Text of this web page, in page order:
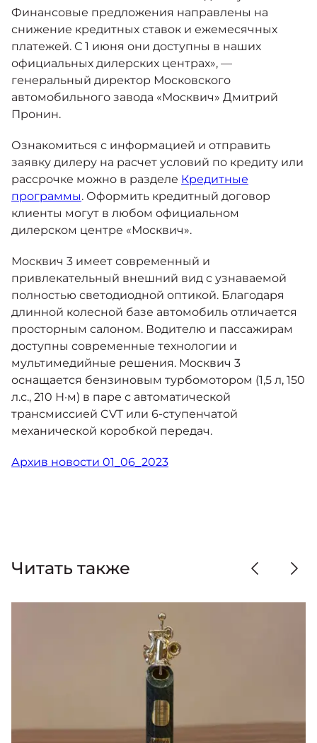
Финансовые предложения направлены на
снижение кредитных ставок и ежемесячных
платежей. С 1 июня они доступны в наших
официальных дилерских центрах», —
генеральный директор Московского
автомобильного завода «Москвич» Дмитрий
Пронин.
Ознакомиться с информацией и отправить
заявку дилеру на расчет условий по кредиту или
рассрочке можно в разделе Кредитные
программы. Оформить кредитный договор
клиенты могут в любом официальном
дилерском центре «Москвич».
Москвич 3 имеет современный и
привлекательный внешний вид с узнаваемой
полностью светодиодной оптикой. Благодаря
длинной колесной базе автомобиль отличается
просторным салоном. Водителю и пассажирам
доступны современные технологии и
мультимедийные решения. Москвич 3
оснащается бензиновым турбомотором (1,5 л, 150
л.с., 210 Н·м) в паре с автоматической
трансмиссией CVT или 6-ступенчатой
механической коробкой передач.
Архив новости 01_06_2023
Читать также